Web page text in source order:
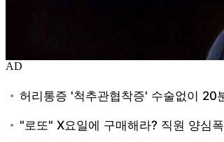
AD